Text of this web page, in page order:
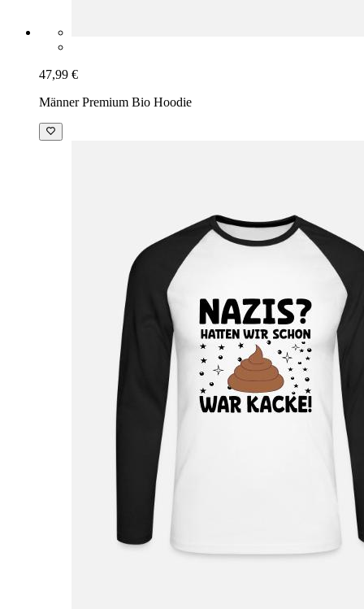
47,99 €
Männer Premium Bio Hoodie